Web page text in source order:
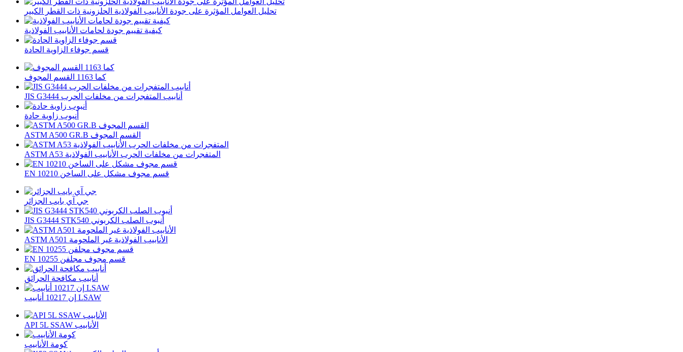
تحليل العوامل المؤثرة على جودة الأنابيب الفولاذية الحلزونية ذات القطر الكبير
كيفية تقييم جودة لحامات الأنابيب الفولاذية
قسم جوفاء الزاوية الحادة
كما 1163 القسم المجوف
JIS G3444 أنابيب المتفجرات من مخلفات الحرب
أنبوب زاوية حادة
ASTM A500 GR.B القسم المجوف
ASTM A53 المتفجرات من مخلفات الحرب الأنابيب الفولاذية
EN 10210 قسم مجوف مشكل على الساخن
جي آي بايب الجزائر
JIS G3444 STK540 أنبوب الصلب الكربوني
ASTM A501 الأنابيب الفولاذية غير الملحومة
EN 10255 قسم مجوف مجلفن
أنابيب مكافحة الحرائق
إن 10217 أنابيب LSAW
API 5L SSAW الأنابيب
كومة الأنابيب